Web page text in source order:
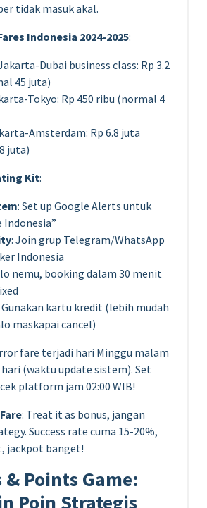
tidak masuk akal.
Indonesia 2024-2025:
Dubai business class: Rp 3.2
45 juta)
Tokyo: Rp 450 ribu (normal 4
Amsterdam: Rp 6.8 juta
juta)
Kit:
: Set up Google Alerts untuk
Indonesia”
: Join grup Telegram/WhatsApp
Indonesia
nemu, booking dalam 30 menit
Gunakan kartu kredit (lebih mudah
maskapai cancel)
fare terjadi hari Minggu malam
(waktu update sistem). Set
platform jam 02:00 WIB!
: Treat it as bonus, jangan
Success rate cuma 15-20%,
jackpot banget!
Points Game:
Poin Strategis